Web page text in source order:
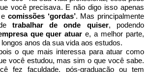
você precisava. E não digo isso apenas
e comissões ‘gordas’. Mas principalmente
trabalhar de onde quiser, podendo
que quer atuar e, a melhor parte,
anos da sua vida aos estudos.
o que mais interessa para atuar como
você estudou, mas sim o que você sabe.
fez faculdade, pós-graduação ou tem